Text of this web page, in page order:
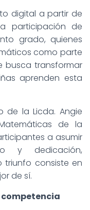
digital a partir de
participación de
grado, quienes
como parte
busca transformar
aprenden esta
de la Licda. Angie
de la
a asumir
y dedicación,
triunfo consiste en
de sí.